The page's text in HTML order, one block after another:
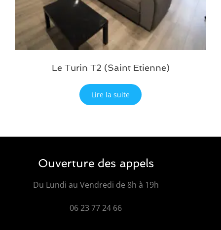
Le Turin T2 (Saint Etienne)
Lire la suite
Ouverture des appels
Du Lundi au Vendredi de 8h à 19h
06 23 77 24 66